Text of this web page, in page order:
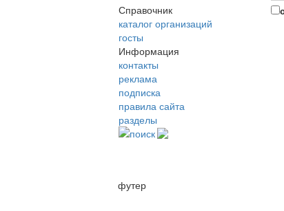
Справочник
каталог организаций
госты
Информация
контакты
реклама
подписка
правила сайта
разделы
поиск
футер